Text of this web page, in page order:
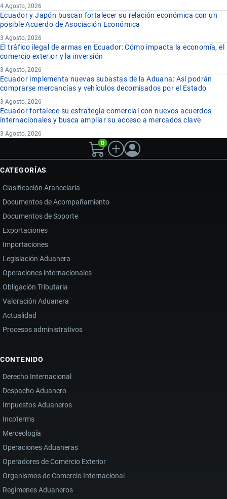
4 Agosto, 2026
Ecuador y Japón buscan fortalecer su relación económica con un
posible Acuerdo de Asociación Económica
3 Agosto, 2026
El tráfico ilegal de armas en Ecuador: Cómo impacta la economía, el
comercio exterior y la inversión
3 Agosto, 2026
Ecuador implementa nuevas subastas de la Aduana: Así podrán
comprarse mercancías y vehículos decomisados por el Estado
3 Agosto, 2026
Ecuador fortalece su estrategia comercial con nuevos acuerdos
internacionales y busca ampliar su acceso a mercados clave
3 Agosto, 2026
0
CATEGORÍAS
Clasificación Arancelaria
Documentos de Acompañamiento
Documentos de Soporte
Exportaciones
Importaciones
Legislación Aduanera
Operaciones internacionales
Obligación Tributaria
Valoración Aduanera
Actualidad
Procesos administrativos
CONTENIDO
Derecho Internacional
Despacho Aduanero
Impuestos Aduaneros
Incoterms
Merceología
Operaciones Aduaneras
Operadores de Comercio Exterior
Organismos de Comercio Internacional
Regímenes Aduaneros